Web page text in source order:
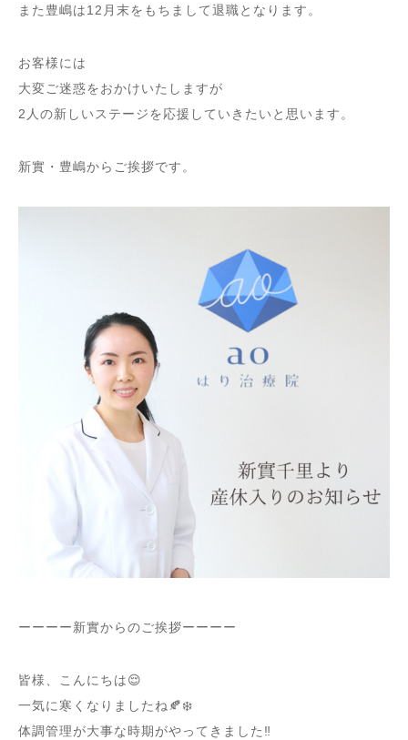
また豊嶋は12月末をもちまして退職となります。
お客様には
大変ご迷惑をおかけいたしますが
2人の新しいステージを応援していきたいと思います。
新實・豊嶋からご挨拶です。
ーーーー新實からのご挨拶ーーーー
皆様、こんにちは😌
一気に寒くなりましたね🍂❄️
体調管理が大事な時期がやってきました‼︎